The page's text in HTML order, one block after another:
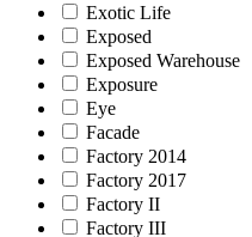
Exotic Life
Exposed
Exposed Warehouse
Exposure
Eye
Facade
Factory 2014
Factory 2017
Factory II
Factory III